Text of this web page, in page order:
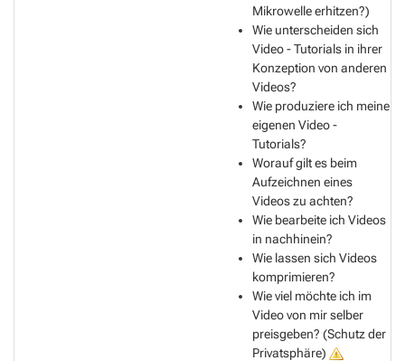
Mikrowelle erhitzen?)
Wie unterscheiden sich
Video - Tutorials in ihrer
Konzeption von anderen
Videos?
Wie produziere ich meine
eigenen Video -
Tutorials?
Worauf gilt es beim
Aufzeichnen eines
Videos zu achten?
Wie bearbeite ich Videos
in nachhinein?
Wie lassen sich Videos
komprimieren?
Wie viel möchte ich im
Video von mir selber
preisgeben? (Schutz der
Privatsphäre)